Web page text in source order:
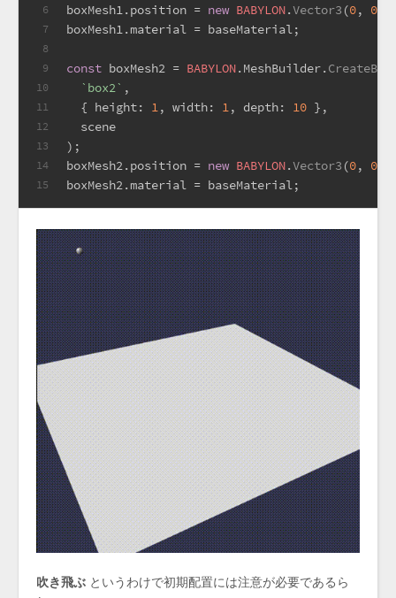
6
7
8
9
10
11
12
13
14
15
boxMesh1.position = new BABYLON.Vector3 (0, 0.5
boxMesh1.material = baseMaterial;
const boxMesh2 = BABYLON.MeshBuilder.CreateBox
`box2` ,
  {
height: 1, width: 1, depth: 10 },
  scene
);
boxMesh2.position = new BABYLON.Vector3 (0, 0.5
boxMesh2.material = baseMaterial;
吹き飛ぶ というわけで初期配置には注意が必要であるら